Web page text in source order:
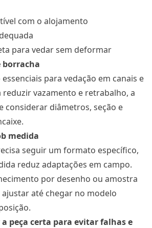
com o alojamento
para vedar sem deformar
borracha
para vedação em canais e
reduzir vazamento e retrabalho, a
considerar diâmetros, seção e
medida
seguir um formato específico,
reduz adaptações em campo.
por desenho ou amostra
até chegar no modelo
a peça certa para evitar falhas e